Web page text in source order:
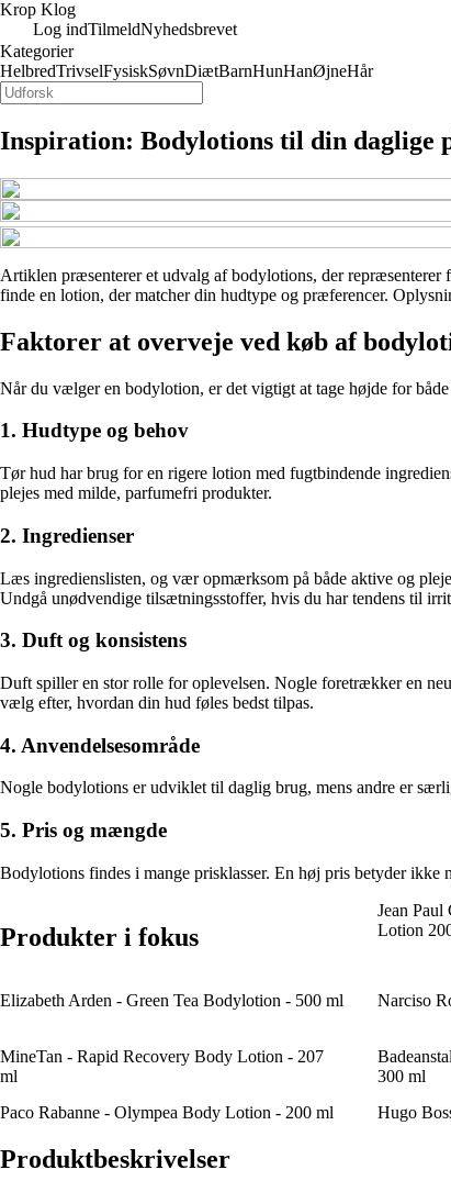
Krop Klog
Log indTilmeldNyhedsbrevet
Kategorier
HelbredTrivselFysiskSøvnDiætBarnHunHanØjneHår
Inspiration: Bodylotions til din daglige
Artiklen præsenterer et udvalg af bodylotions, der repræsenterer
finde en lotion, der matcher din hudtype og præferencer.
Faktorer at overveje ved køb af
Når du vælger en bodylotion, er det vigtigt at tage højde for
1. Hudtype og behov
Tør hud har brug for en rigere lotion med fugtbindende
plejes med milde, parfumefri produkter.
2. Ingredienser
Læs ingredienslisten, og vær opmærksom på både aktive og
Undgå unødvendige tilsætningsstoffer, hvis du har tendens til
3. Duft og konsistens
Duft spiller en stor rolle for oplevelsen. Nogle foretrækker en
vælg efter, hvordan din hud føles bedst tilpas.
4. Anvendelsesområde
Nogle bodylotions er udviklet til daglig brug, mens andre er
5. Pris og mængde
Bodylotions findes i mange prisklasser. En høj pris betyder
Produkter i fokus
Jean Paul
Lotion
Elizabeth Arden - Green Tea Bodylotion - 500 ml Narciso
MineTan - Rapid Recovery Body Lotion - 207
ml
300 ml
Paco Rabanne - Olympea Body Lotion - 200 ml
Hugo
Produktbeskrivelser